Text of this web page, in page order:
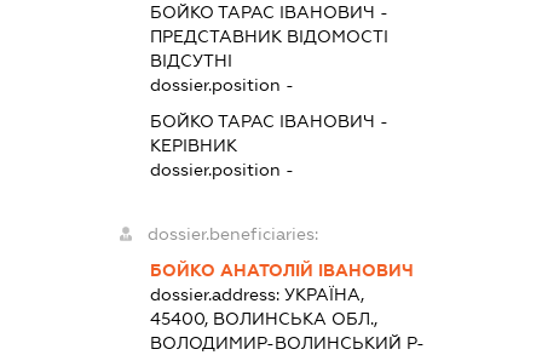
БОЙКО ТАРАС ІВАНОВИЧ -
ПРЕДСТАВНИК ВІДОМОСТІ
ВІДСУТНІ
dossier.position -
БОЙКО ТАРАС ІВАНОВИЧ -
КЕРІВНИК
dossier.position -
dossier.beneficiaries:
БОЙКО АНАТОЛІЙ ІВАНОВИЧ
dossier.address: УКРАЇНА,
45400, ВОЛИНСЬКА ОБЛ.,
ВОЛОДИМИР-ВОЛИНСЬКИЙ Р-